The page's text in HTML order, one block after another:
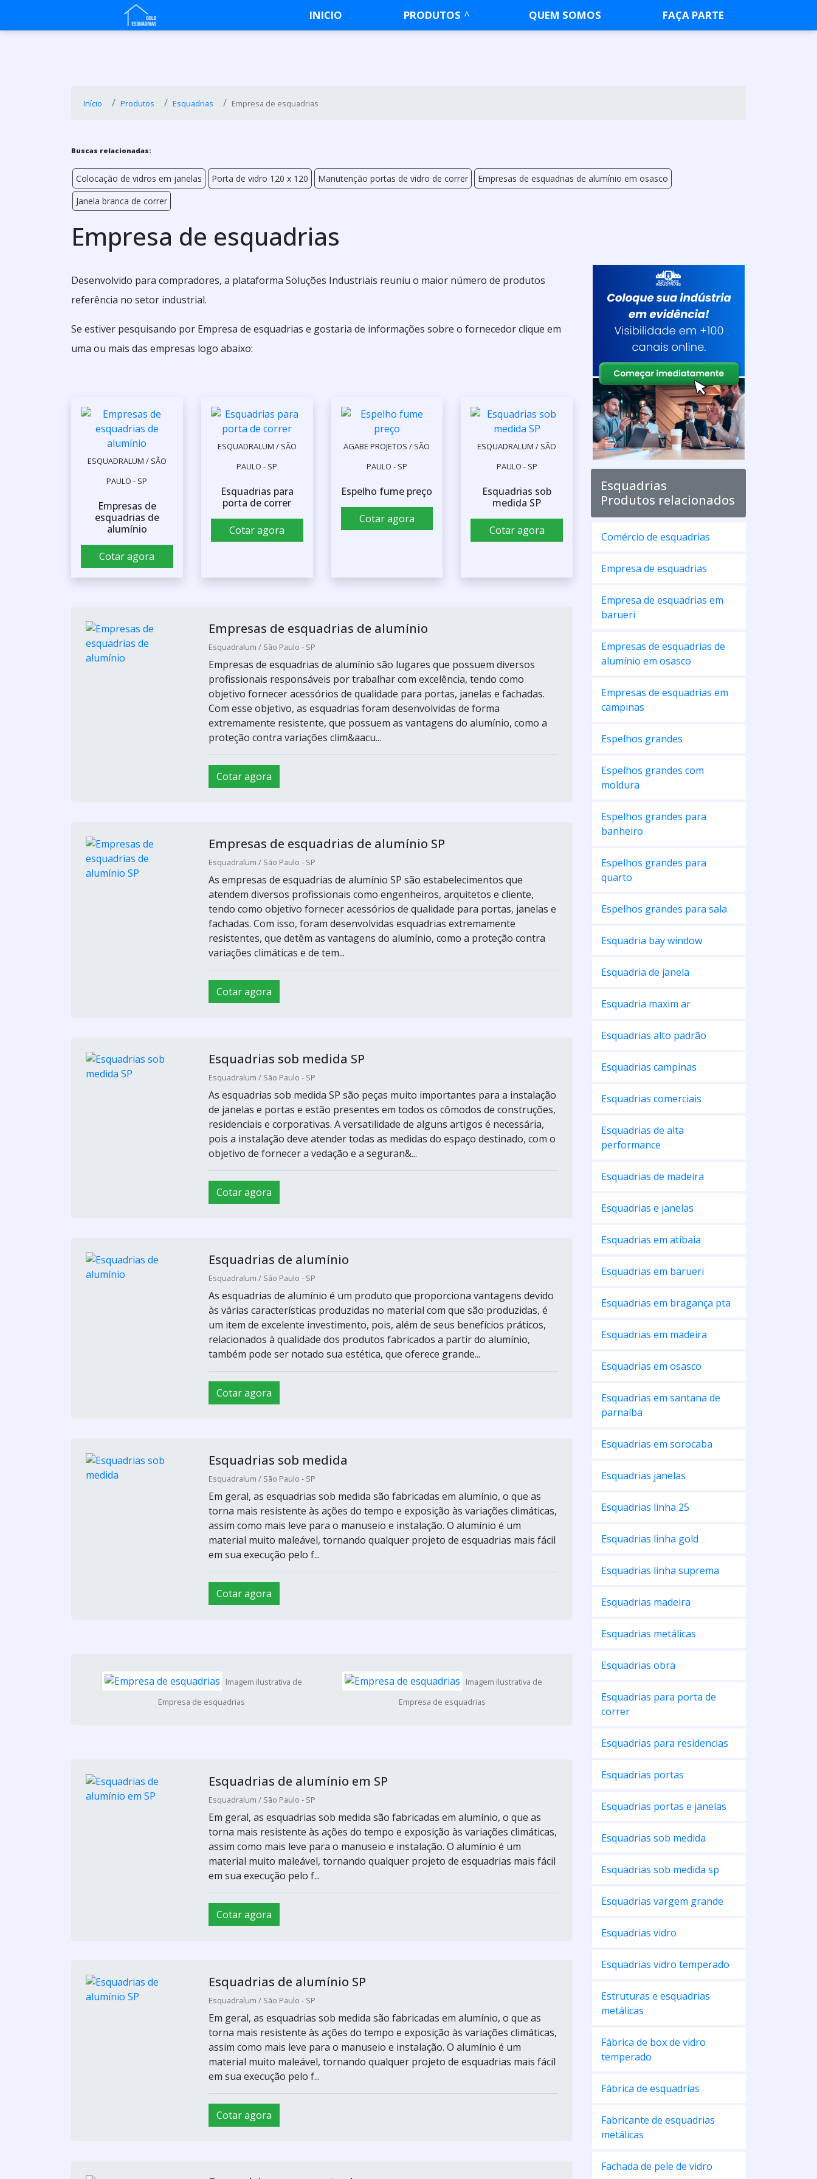
INICIO PRODUTOS QUEM SOMOS FAÇA PARTE
Início Produtos Esquadrias Empresa de esquadrias
Buscas relacionadas:
Colocação de vidros em janelas Porta de vidro 120 x 120 Manutenção portas de vidro de correr
Empresas de esquadrias de alumínio em osasco
Janela branca de correr
Empresa de esquadrias
Desenvolvido para compradores, a plataforma Soluções Industriais reuniu o maior número de produtos
referência no setor industrial.
Se estiver pesquisando por Empresa de esquadrias e gostaria de informações sobre o fornecedor clique em
uma ou mais das empresas logo abaixo:
ESQUADRALUM / SÃO
PAULO - SP
Empresas de
esquadrias de
alumínio
Cotar agora
ESQUADRALUM / SÃO
PAULO - SP
Esquadrias para
porta de correr
Cotar agora
AGABE PROJETOS / SÃO
PAULO - SP
Espelho fume preço
Cotar agora
ESQUADRALUM / SÃO
PAULO - SP
Esquadrias sob
medida SP
Cotar agora
Empresas de esquadrias de alumínio
Esquadralum / São Paulo - SP
Empresas de esquadrias de alumínio são lugares que possuem diversos
profissionais responsáveis por trabalhar com excelência, tendo como
objetivo fornecer acessórios de qualidade para portas, janelas e fachadas.
Com esse objetivo, as esquadrias foram desenvolvidas de forma
extremamente resistente, que possuem as vantagens do alumínio, como a
proteção contra variações clim&aacu...
Cotar agora
Empresas de esquadrias de alumínio SP
Esquadralum / São Paulo - SP
As empresas de esquadrias de alumínio SP são estabelecimentos que
atendem diversos profissionais como engenheiros, arquitetos e cliente,
tendo como objetivo fornecer acessórios de qualidade para portas, janelas e
fachadas. Com isso, foram desenvolvidas esquadrias extremamente
resistentes, que detêm as vantagens do alumínio, como a proteção contra
variações climáticas e de tem...
Cotar agora
Esquadrias sob medida SP
Esquadralum / São Paulo - SP
As esquadrias sob medida SP são peças muito importantes para a instalação
de janelas e portas e estão presentes em todos os cômodos de construções,
residenciais e corporativas. A versatilidade de alguns artigos é necessária,
pois a instalação deve atender todas as medidas do espaço destinado, com o
objetivo de fornecer a vedação e a seguran&...
Cotar agora
Esquadrias de alumínio
Esquadralum / São Paulo - SP
As esquadrias de alumínio é um produto que proporciona vantagens devido
às várias características produzidas no material com que são produzidas, é
um item de excelente investimento, pois, além de seus benefícios práticos,
relacionados à qualidade dos produtos fabricados a partir do alumínio,
também pode ser notado sua estética, que oferece grande...
Cotar agora
Esquadrias sob medida
Esquadralum / São Paulo - SP
Em geral, as esquadrias sob medida são fabricadas em alumínio, o que as
torna mais resistente às ações do tempo e exposição às variações climáticas,
assim como mais leve para o manuseio e instalação. O alumínio é um
material muito maleável, tornando qualquer projeto de esquadrias mais fácil
em sua execução pelo f...
Cotar agora
Imagem ilustrativa de
Empresa de esquadrias
Imagem ilustrativa de
Empresa de esquadrias
Esquadrias de alumínio em SP
Esquadralum / São Paulo - SP
Em geral, as esquadrias sob medida são fabricadas em alumínio, o que as
torna mais resistente às ações do tempo e exposição às variações climáticas,
assim como mais leve para o manuseio e instalação. O alumínio é um
material muito maleável, tornando qualquer projeto de esquadrias mais fácil
em sua execução pelo f...
Cotar agora
Esquadrias de alumínio SP
Esquadralum / São Paulo - SP
Em geral, as esquadrias sob medida são fabricadas em alumínio, o que as
torna mais resistente às ações do tempo e exposição às variações climáticas,
assim como mais leve para o manuseio e instalação. O alumínio é um
material muito maleável, tornando qualquer projeto de esquadrias mais fácil
em sua execução pelo f...
Cotar agora
Esquadrias
Produtos relacionados
Comércio de esquadrias
Empresa de esquadrias
Empresa de esquadrias em
barueri
Empresas de esquadrias de
alumínio em osasco
Empresas de esquadrias em
campinas
Espelhos grandes
Espelhos grandes com
moldura
Espelhos grandes para
banheiro
Espelhos grandes para
quarto
Espelhos grandes para sala
Esquadria bay window
Esquadria de janela
Esquadria maxim ar
Esquadrias alto padrão
Esquadrias campinas
Esquadrias comerciais
Esquadrias de alta
performance
Esquadrias de madeira
Esquadrias e janelas
Esquadrias em atibaia
Esquadrias em barueri
Esquadrias em bragança pta
Esquadrias em madeira
Esquadrias em osasco
Esquadrias em santana de
parnaíba
Esquadrias em sorocaba
Esquadrias janelas
Esquadrias linha 25
Esquadrias linha gold
Esquadrias linha suprema
Esquadrias madeira
Esquadrias metálicas
Esquadrias obra
Esquadrias para porta de
correr
Esquadrias para residencias
Esquadrias portas
Esquadrias portas e janelas
Esquadrias sob medida
Esquadrias sob medida sp
Esquadrias vargem grande
Esquadrias vidro
Esquadrias vidro temperado
Estruturas e esquadrias
metálicas
Fábrica de box de vidro
temperado
Fábrica de esquadrias
Fabricante de esquadrias
metálicas
Fachada de pele de vidro